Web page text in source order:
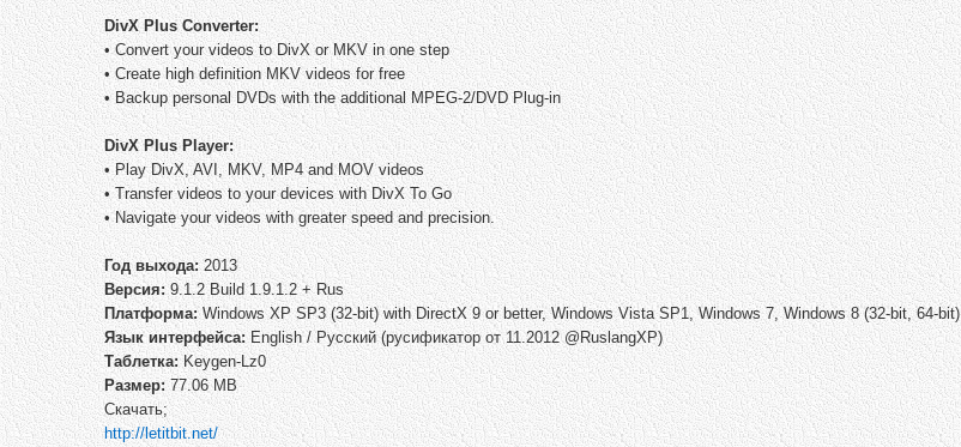
DivX Plus Converter:
• Convert your videos to DivX or MKV in one step
• Create high definition MKV videos for free
• Backup personal DVDs with the additional MPEG-2/DVD Plug-in
DivX Plus Player:
• Play DivX, AVI, MKV, MP4 and MOV videos
• Transfer videos to your devices with DivX To Go
• Navigate your videos with greater speed and precision.
Год выхода:2013
Версия:9.1.2 Build 1.9.1.2 + Rus
Платформа:Windows XP SP3 (32-bit) with DirectX 9 or better, Windows Vista SP1, Windows 7, Windows 8 (32-bit, 64-bit)
Язык интерфейса:English / Русский (русификатор от 11.2012 @RuslangXP)
Таблетка: Keygen-Lz0
Размер:77.06 MB
Скачать;
http://letitbit.net/